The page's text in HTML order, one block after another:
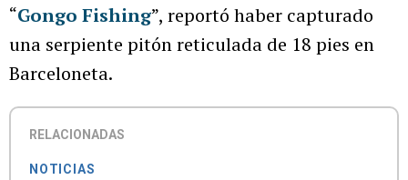
“Gongo Fishing”, reportó haber capturado
una serpiente pitón reticulada de 18 pies en
Barceloneta.
RELACIONADAS
NOTICIAS